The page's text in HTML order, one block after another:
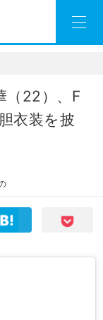
（22）、F
衣装を披